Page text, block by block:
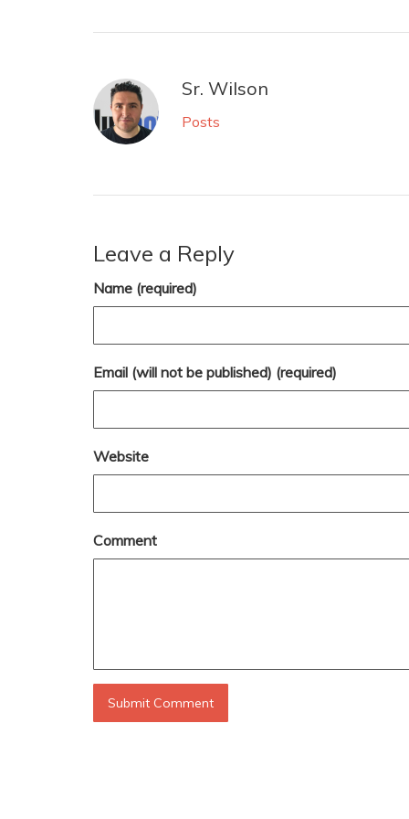
Sr. Wilson
Posts
Leave a Reply
Name (required)
Email (will not be published) (required)
Website
Comment